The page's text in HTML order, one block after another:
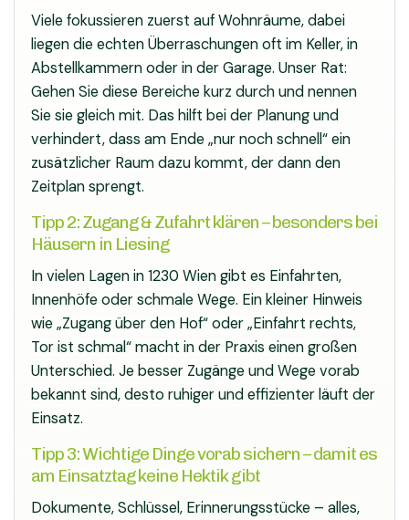
Viele fokussieren zuerst auf Wohnräume, dabei
liegen die echten Überraschungen oft im Keller, in
Abstellkammern oder in der Garage. Unser Rat:
Gehen Sie diese Bereiche kurz durch und nennen
Sie sie gleich mit. Das hilft bei der Planung und
verhindert, dass am Ende „nur noch schnell“ ein
zusätzlicher Raum dazu kommt, der dann den
Zeitplan sprengt.
Tipp 2: Zugang & Zufahrt klären – besonders bei
Häusern in Liesing
In vielen Lagen in 1230 Wien gibt es Einfahrten,
Innenhöfe oder schmale Wege. Ein kleiner Hinweis
wie „Zugang über den Hof“ oder „Einfahrt rechts,
Tor ist schmal“ macht in der Praxis einen großen
Unterschied. Je besser Zugänge und Wege vorab
bekannt sind, desto ruhiger und effizienter läuft der
Einsatz.
Tipp 3: Wichtige Dinge vorab sichern – damit es
am Einsatztag keine Hektik gibt
Dokumente, Schlüssel, Erinnerungsstücke – alles,